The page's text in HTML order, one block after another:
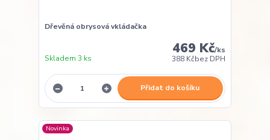
Dřevěná obrysová vkládačka
469 Kč/ks
388 Kčbez DPH
Skladem 3 ks
Přidat do košíku
Novinka